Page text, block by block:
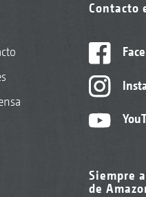
Contacto
Siempre
de